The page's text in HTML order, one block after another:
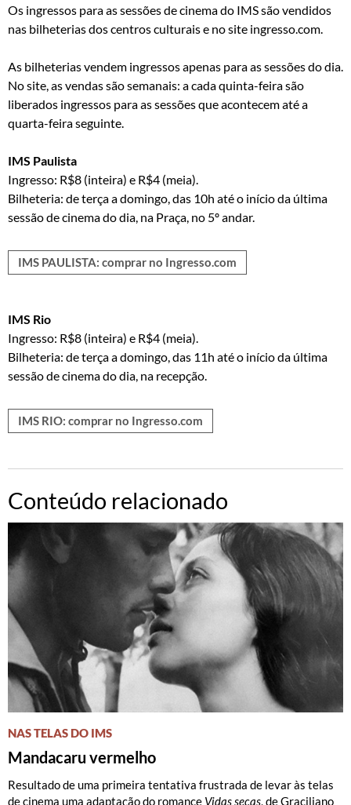
Os ingressos para as sessões de cinema do IMS são vendidos
nas bilheterias dos centros culturais e no site ingresso.com.
As bilheterias vendem ingressos apenas para as sessões do dia.
No site, as vendas são semanais: a cada quinta-feira são
liberados ingressos para as sessões que acontecem até a
quarta-feira seguinte.
IMS Paulista
Ingresso: R$8 (inteira) e R$4 (meia).
Bilheteria: de terça a domingo, das 10h até o início da última
sessão de cinema do dia, na Praça, no 5º andar.
IMS PAULISTA: comprar no Ingresso.com
IMS Rio
Ingresso: R$8 (inteira) e R$4 (meia).
Bilheteria: de terça a domingo, das 11h até o início da última
sessão de cinema do dia, na recepção.
IMS RIO: comprar no Ingresso.com
Conteúdo relacionado
NAS TELAS DO IMS
Mandacaru vermelho
Resultado de uma primeira tentativa frustrada de levar às telas
de cinema uma adaptação do romance Vidas secas, de Graciliano